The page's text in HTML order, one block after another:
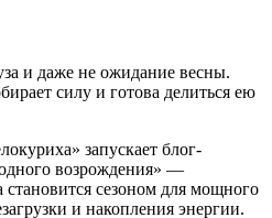
и даже не ожидание весны.
силу и готова делиться ею
запускает блог-
возрождения» —
сезоном для мощного
и накопления энергии.